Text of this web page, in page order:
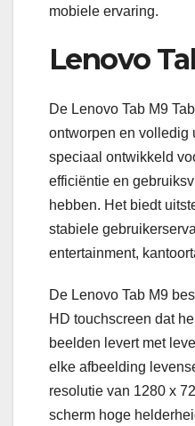
mobiele ervaring.
Lenovo
De Lenovo Tab M9
ontworpen en volledig
speciaal ontwikkeld
efficiëntie en
hebben. Het biedt
stabiele
entertainment,
De Lenovo Tab M9
HD touchscreen dat
beelden levert met
elke afbeelding
resolutie van 1280 x
scherm hoge